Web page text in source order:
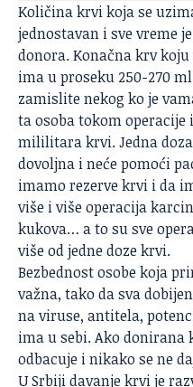
Količina krvi koja se
jednostavan i sve vreme
donora. Konačna krv
ima u proseku 250-270
zamislite nekog ko je
ta osoba tokom
mililitara krvi. Jedna
dovoljna i neće pomoći
imamo rezerve krvi i da
više i više operacija
kukova… a to su sve
više od jedne doze krvi.
Bezbednost osobe koja
važna, tako da sva
na viruse, antitela,
ima u sebi. Ako donirana
odbacuje i nikako se ne
U Srbiji davanje krvi je